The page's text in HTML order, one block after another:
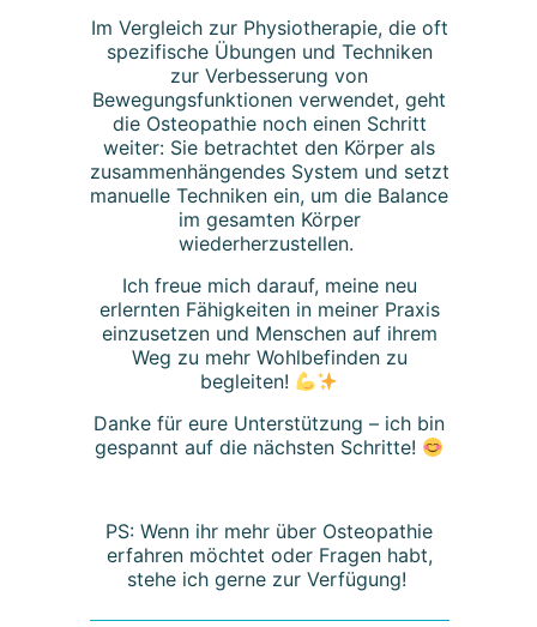
Im Vergleich zur Physiotherapie, die oft
spezifische Übungen und Techniken
zur Verbesserung von
Bewegungsfunktionen verwendet, geht
die Osteopathie noch einen Schritt
weiter: Sie betrachtet den Körper als
zusammenhängendes System und setzt
manuelle Techniken ein, um die Balance
im gesamten Körper
wiederherzustellen.
Ich freue mich darauf, meine neu
erlernten Fähigkeiten in meiner Praxis
einzusetzen und Menschen auf ihrem
Weg zu mehr Wohlbefinden zu
begleiten!
Danke für eure Unterstützung – ich bin
gespannt auf die nächsten Schritte!
PS: Wenn ihr mehr über Osteopathie
erfahren möchtet oder Fragen habt,
stehe ich gerne zur Verfügung!